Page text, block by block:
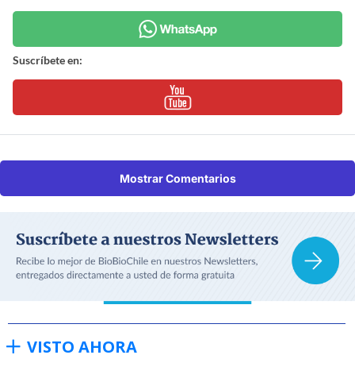
Suscríbete en:
Mostrar Comentarios
VISTO AHORA